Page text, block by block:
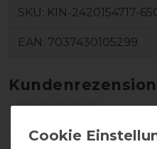
SKU: KIN-2420154717-
EAN: 7037430105299